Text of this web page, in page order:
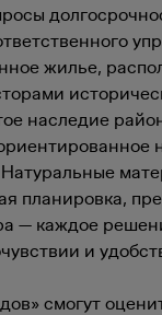
жилье,
наследие
планировка,
— каждое
и
смогут